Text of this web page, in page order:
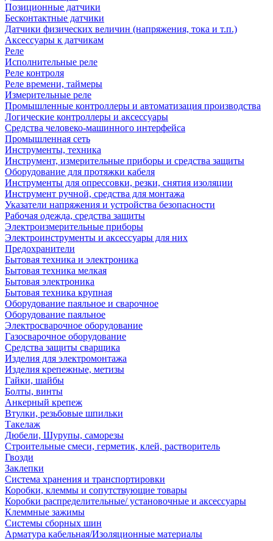
Позиционные датчики
Бесконтактные датчики
Датчики физических величин (напряжения, тока и т.п.)
Аксессуары к датчикам
Реле
Исполнительные реле
Реле контроля
Реле времени, таймеры
Измерительные реле
Промышленные контроллеры и автоматизация производства
Логические контроллеры и аксессуары
Средства человеко-машинного интерфейса
Промышленная сеть
Инструменты, техника
Инструмент, измерительные приборы и средства защиты
Оборудование для протяжки кабеля
Инструменты для опрессовки, резки, снятия изоляции
Инструмент ручной, средства для монтажа
Указатели напряжения и устройства безопасности
Рабочая одежда, средства защиты
Электроизмерительные приборы
Электроинструменты и аксессуары для них
Предохранители
Бытовая техника и электроника
Бытовая техника мелкая
Бытовая электроника
Бытовая техника крупная
Оборудование паяльное и сварочное
Оборудование паяльное
Электросварочное оборудование
Газосварочное оборудование
Средства защиты сварщика
Изделия для электромонтажа
Изделия крепежные, метизы
Гайки, шайбы
Болты, винты
Анкерный крепеж
Втулки, резьбовые шпильки
Такелаж
Дюбели, Шурупы, саморезы
Строительные смеси, герметик, клей, растворитель
Гвозди
Заклепки
Система хранения и транспортировки
Коробки, клеммы и сопутствующие товары
Коробки распределительные/ установочные и аксессуары
Клеммные зажимы
Системы сборных шин
Арматура кабельная/Изоляционные материалы